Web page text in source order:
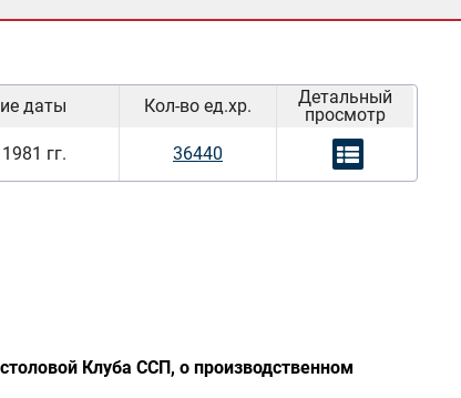
даты Кол-во ед.хр.
Детальный
просмотр
гг. 36440
Клуба ССП, о производственном